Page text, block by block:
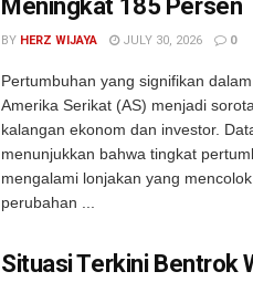
Meningkat 185 Persen
BY HERZ WIJAYA JULY 30, 2026 0
Pertumbuhan yang signifikan
Amerika Serikat (AS) menjadi
kalangan ekonom dan investor.
menunjukkan bahwa tingkat
mengalami lonjakan yang
perubahan ...
Situasi Terkini Bentrok